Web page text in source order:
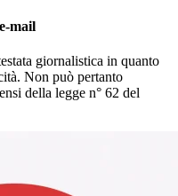
mail
giornalistica in quanto
Non può pertanto
della legge n° 62 del